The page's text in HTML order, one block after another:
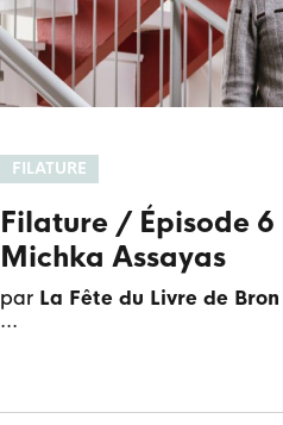
FILATURE
Filature / Épisode 6
Michka Assayas
par La Fête du Livre de